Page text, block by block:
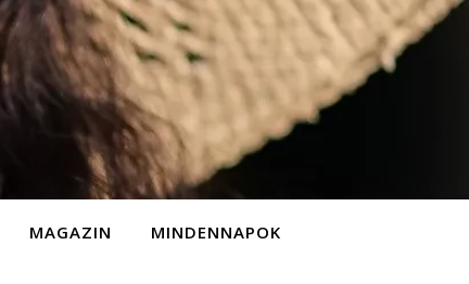
MAGAZIN MINDENNAPOK